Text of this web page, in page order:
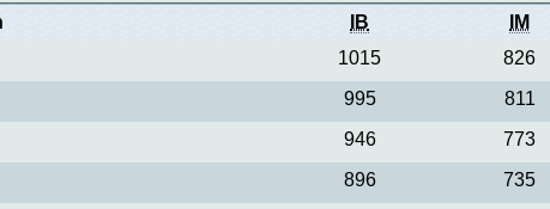
IB IM
1015 826
995 811
946 773
896 735